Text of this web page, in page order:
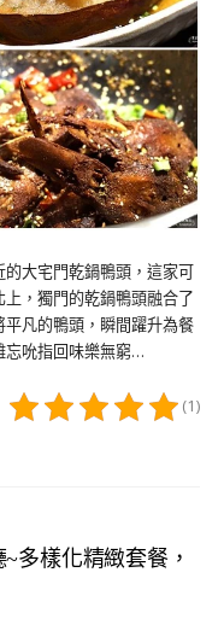
大宅門乾鍋鴨頭，這家可
，獨門的乾鍋鴨頭融合了
凡的鴨頭，瞬間躍升為餐
忘吮指回味樂無窮…
(1)
多樣化精緻套餐，